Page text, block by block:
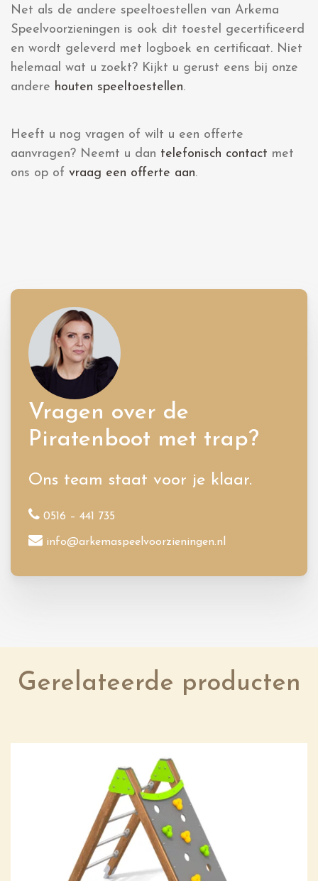
Net als de andere speeltoestellen van Arkema
Speelvoorzieningen is ook dit toestel gecertificeerd
en wordt geleverd met logboek en certificaat. Niet
helemaal wat u zoekt? Kijkt u gerust eens bij onze
andere houten speeltoestellen.
Heeft u nog vragen of wilt u een offerte
aanvragen? Neemt u dan telefonisch contact met
ons op of vraag een offerte aan.
Vragen over de
Piratenboot met trap?
Ons team staat voor je klaar.
0516 – 441 735
info@arkemaspeelvoorzieningen.nl
Gerelateerde producten